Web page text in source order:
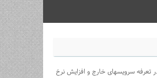
تعرفه سرویسهای خارج و افزایش نرخ